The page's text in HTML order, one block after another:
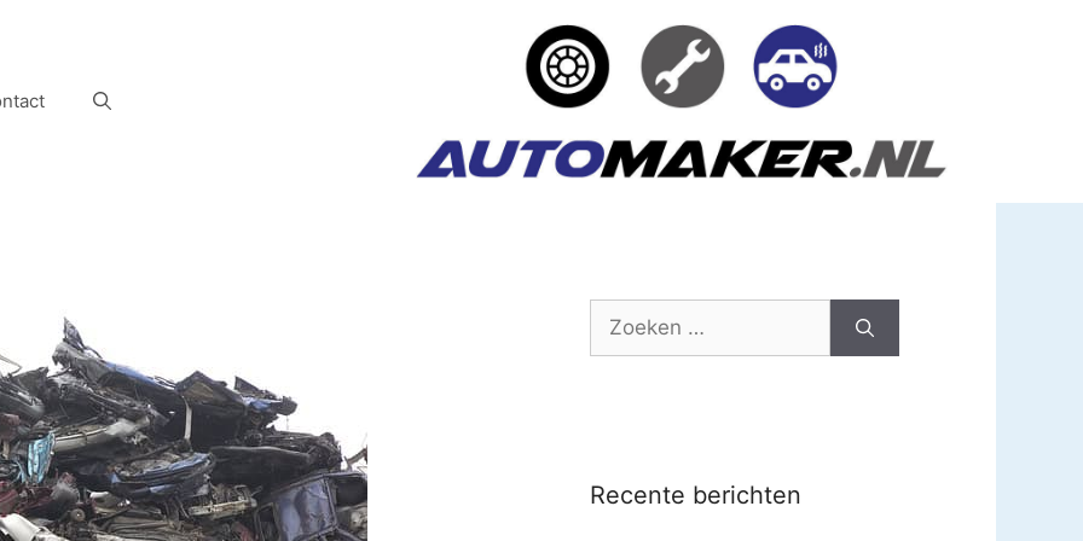
Zoek
Recente berichten